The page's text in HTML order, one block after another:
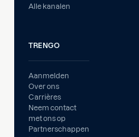
Alle kanalen
TRENGO
Aanmelden
Over ons
Carrières
Neem contact
met ons op
Partnerschappen